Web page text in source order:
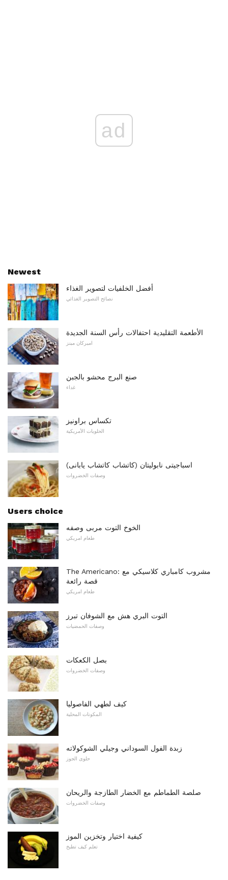
ad
Newest
أفضل الخلفيات لتصوير الغذاء
نصائح التصوير الغذائي
الأطعمة التقليدية احتفالات رأس السنة الجديدة
اميركان مينز
صنع البرج محشو بالجبن
غداء
تكساس براونيز
الحلويات الأمريكية
اسباجيتى نابوليتان (كاتشاب كاتشاب يابانى)
وصفات الخضروات
Users choice
الخوخ التوت مربى وصفه
طعام امريكي
The Americano: مشروب كامباري كلاسيكي مع
قصة رائعة
طعام امريكي
التوت البري هش مع الشوفان تبرز
وصفات الحمضيات
بصل الكعكات
وصفات الخضروات
كيف لطهي الفاصوليا
المكونات المحلية
زبدة الفول السوداني وجيلي الشوكولاته
حلوى الجوز
صلصة الطماطم مع الخضار الطازجة والريحان
وصفات الخضروات
كيفية اختيار وتخزين الموز
تعلم كيف تطبخ